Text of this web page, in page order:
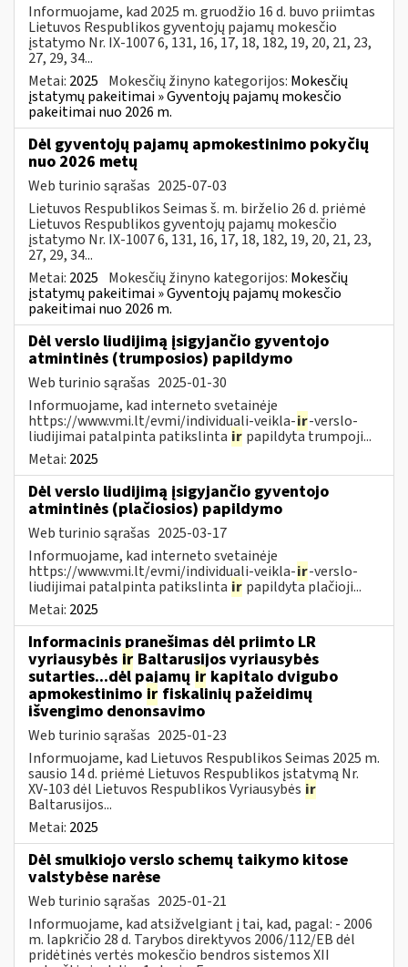
Informuojame, kad 2025 m. gruodžio 16 d. buvo priimtas
Lietuvos Respublikos gyventojų pajamų mokesčio
įstatymo Nr. IX-1007 6, 131, 16, 17, 18, 182, 19, 20, 21, 23,
27, 29, 34...
Metai: 2025 Mokesčių žinyno kategorijos: Mokesčių
įstatymų pakeitimai » Gyventojų pajamų mokesčio
pakeitimai nuo 2026 m.
Dėl gyventojų pajamų apmokestinimo pokyčių
nuo 2026 metų
Web turinio sąrašas 2025-07-03
Lietuvos Respublikos Seimas š. m. birželio 26 d. priėmė
Lietuvos Respublikos gyventojų pajamų mokesčio
įstatymo Nr. IX-1007 6, 131, 16, 17, 18, 182, 19, 20, 21, 23,
27, 29, 34...
Metai: 2025 Mokesčių žinyno kategorijos: Mokesčių
įstatymų pakeitimai » Gyventojų pajamų mokesčio
pakeitimai nuo 2026 m.
Dėl verslo liudijimą įsigyjančio gyventojo
atmintinės (trumposios) papildymo
Web turinio sąrašas 2025-01-30
Informuojame, kad interneto svetainėje
https://www.vmi.lt/evmi/individuali-veikla-ir-verslo-
liudijimai patalpinta patikslinta ir papildyta trumpoji...
Metai: 2025
Dėl verslo liudijimą įsigyjančio gyventojo
atmintinės (plačiosios) papildymo
Web turinio sąrašas 2025-03-17
Informuojame, kad interneto svetainėje
https://www.vmi.lt/evmi/individuali-veikla-ir-verslo-
liudijimai patalpinta patikslinta ir papildyta plačioji...
Metai: 2025
Informacinis pranešimas dėl priimto LR
vyriausybės ir Baltarusijos vyriausybės
sutarties...dėl pajamų ir kapitalo dvigubo
apmokestinimo ir fiskalinių pažeidimų
išvengimo denonsavimo
Web turinio sąrašas 2025-01-23
Informuojame, kad Lietuvos Respublikos Seimas 2025 m.
sausio 14 d. priėmė Lietuvos Respublikos įstatymą Nr.
XV-103 dėl Lietuvos Respublikos Vyriausybės ir
Baltarusijos...
Metai: 2025
Dėl smulkiojo verslo schemų taikymo kitose
valstybėse narėse
Web turinio sąrašas 2025-01-21
Informuojame, kad atsižvelgiant į tai, kad, pagal: - 2006
m. lapkričio 28 d. Tarybos direktyvos 2006/112/EB dėl
pridėtinės vertės mokesčio bendros sistemos XII